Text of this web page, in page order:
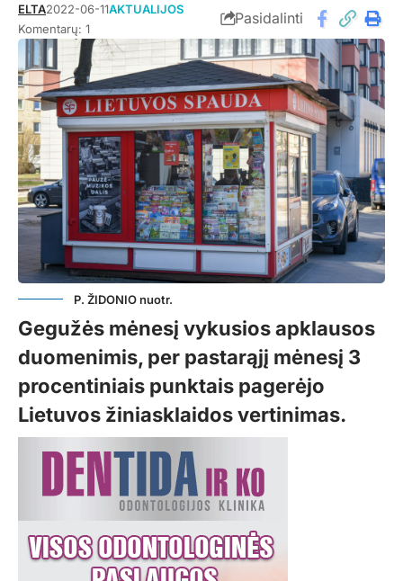
ELTA2022-06-11AKTUALIJOS
Komentarų: 1
Pasidalinti
P. ŽIDONIO nuotr.
Gegužės mėnesį vykusios apklausos
duomenimis, per pastarąjį mėnesį 3
procentiniais punktais pagerėjo
Lietuvos žiniasklaidos vertinimas.